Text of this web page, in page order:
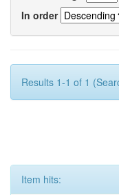
In order
Results 1-1 of 1
Item hits: